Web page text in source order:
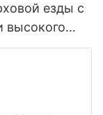
езды с
высокого